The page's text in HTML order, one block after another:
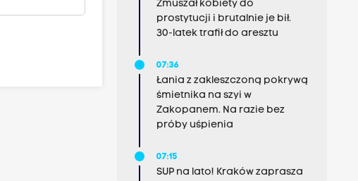
Zmuszał kobiety do
prostytucji i brutalnie je bił.
30-latek trafił do aresztu
07:36
Łania z zakleszczoną pokrywą
śmietnika na szyi w
Zakopanem. Na razie bez
próby uśpienia
07:15
SUP na lato! Kraków zaprasza